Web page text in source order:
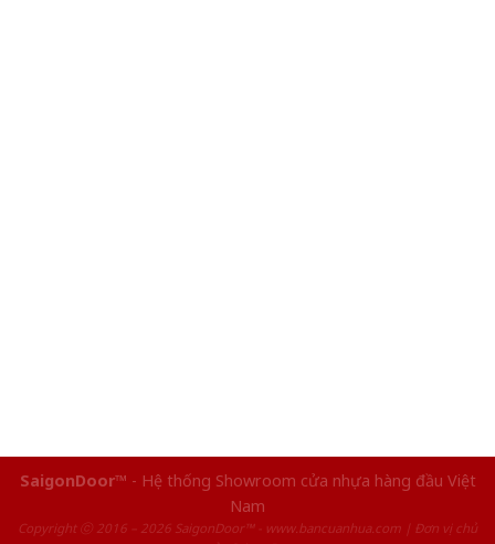
SaigonDoor™ - Hệ thống Showroom cửa nhựa hàng đầu Việt
Nam
Copyright ⓒ 2016 – 2026 SaigonDoor™ - www.bancuanhua.com | Đơn vị chủ